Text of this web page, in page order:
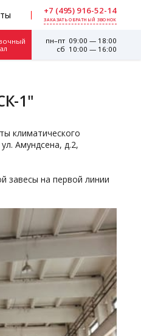
+7 (495) 916-52-14
ЗАКАЗАТЬ ОБРАТНЫЙ ЗВОНОК
пн–пт 09:00 — 18:00
сб 10:00 — 16:00
1"
климатического
Амундсена, д.2,
завесы на первой линии